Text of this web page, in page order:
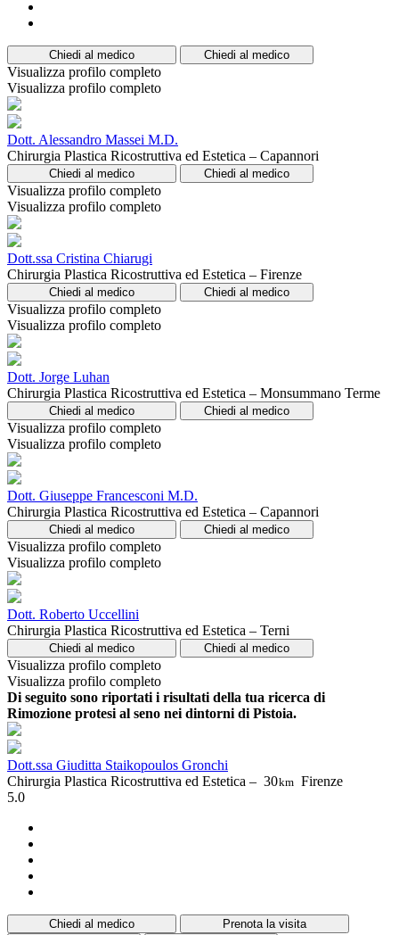
Chiedi al medico Chiedi al medico
Visualizza profilo completo
Visualizza profilo completo
Dott. Alessandro Massei M.D.
Chirurgia Plastica Ricostruttiva ed Estetica – Capannori
Chiedi al medico Chiedi al medico
Visualizza profilo completo
Visualizza profilo completo
Dott.ssa Cristina Chiarugi
Chirurgia Plastica Ricostruttiva ed Estetica – Firenze
Chiedi al medico Chiedi al medico
Visualizza profilo completo
Visualizza profilo completo
Dott. Jorge Luhan
Chirurgia Plastica Ricostruttiva ed Estetica – Monsummano Terme
Chiedi al medico Chiedi al medico
Visualizza profilo completo
Visualizza profilo completo
Dott. Giuseppe Francesconi M.D.
Chirurgia Plastica Ricostruttiva ed Estetica – Capannori
Chiedi al medico Chiedi al medico
Visualizza profilo completo
Visualizza profilo completo
Dott. Roberto Uccellini
Chirurgia Plastica Ricostruttiva ed Estetica – Terni
Chiedi al medico Chiedi al medico
Visualizza profilo completo
Visualizza profilo completo
Di seguito sono riportati i risultati della tua ricerca di
Rimozione protesi al seno nei dintorni di Pistoia.
Dott.ssa Giuditta Staikopoulos Gronchi
Chirurgia Plastica Ricostruttiva ed Estetica – 30km Firenze
5.0
Chiedi al medico
Prenota la visita